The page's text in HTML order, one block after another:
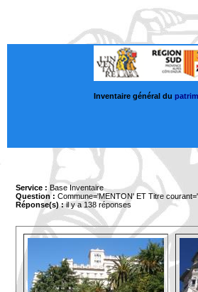
Inventaire général du
Service : Base Inventaire
Question : Commune='MENTON' ET Titre
Réponse(s) :il y a 138 réponses